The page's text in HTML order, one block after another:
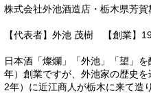
株式会社外池酒造店・栃木県芳
【代表者】外池 茂樹 【創業】
日本酒「燦爛」「外池」「望」
年）創業ですが、外池家の歴史
2年）に近江商人が栃木に来て造